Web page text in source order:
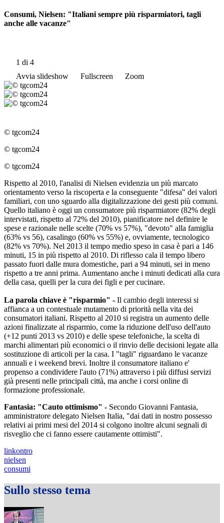
Consumi, Nielsen: "Italiani sempre più risparmiatori, tagli
anche alle vacanze"
1 di 4
Avvia slideshow
Fullscreen Zoom
© tgcom24
© tgcom24
© tgcom24
Rispetto al 2010, l'analisi di Nielsen evidenzia un più marcato
orientamento verso la riscoperta e la conseguente "difesa" dei valori
familiari, con uno sguardo alla digitalizzazione dei gesti più comuni.
Quello italiano è oggi un consumatore più risparmiatore (82% degli
intervistati, rispetto al 72% del 2010), pianificatore nel definire le
spese e razionale nelle scelte (70% vs 57%), "devoto" alla famiglia
(63% vs 56), casalingo (60% vs 55%) e, ovviamente, tecnologico
(82% vs 70%). Nel 2013 il tempo medio speso in casa è pari a 146
minuti, 15 in più rispetto al 2010. Di riflesso cala il tempo libero
passato fuori dalle mura domestiche, pari a 94 minuti, sei in meno
rispetto a tre anni prima. Aumentano anche i minuti dedicati alla cura
della casa, quelli per la cura dei figli e per cucinare.
La parola chiave è "risparmio" - Il cambio degli interessi si
affianca a un contestuale mutamento di priorità nella vita dei
consumatori italiani. Rispetto al 2010 si registra un aumento delle
azioni finalizzate al risparmio, come la riduzione dell'uso dell'auto
(+12 punti 2013 vs 2010) e delle spese telefoniche, la scelta di
marchi alimentari più economici o il rinvio delle decisioni legate alla
sostituzione di articoli per la casa. I "tagli" riguardano le vacanze
annuali e i weekend brevi. Inoltre il consumatore italiano e'
propenso a condividere l'auto (71%) attraverso i più diffusi servizi
già presenti nelle principali città, ma anche i corsi online di
formazione professionale.
Fantasia: "Cauto ottimismo" - Secondo Giovanni Fantasia,
amministratore delegato Nielsen Italia, "dai dati in nostro possesso
relativi ai primi mesi del 2014 si colgono inoltre alcuni segnali di
risveglio che ci fanno essere cautamente ottimisti".
linkontro
nielsen
consumi
Sullo stesso tema